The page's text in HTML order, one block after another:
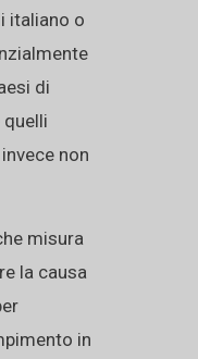
italiano o
di
non
misura
la causa
in